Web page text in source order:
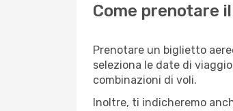
Come prenotare
Prenotare un biglietto
seleziona le date di
combinazioni di voli.
Inoltre, ti indicheremo